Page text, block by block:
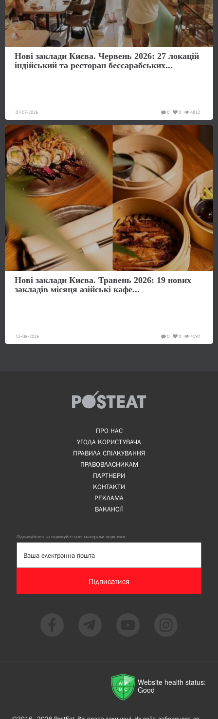
Нові заклади Києва. Червень 2026: 27 локацій
індійський та ресторан бессарабських...
07-07-2026 4812
0
0
Нові заклади Києва. Травень 2026: 19 нових
закладів місяця азійські кафе...
12-06-2026 4192
0
0
ПРО НАС
УГОДА КОРИСТУВАЧА
ПРАВИЛА СПІЛКУВАННЯ
ПРАВОВЛАСНИКАМ
ПАРТНЕРИ
КОНТАКТИ
РЕКЛАМА
ВАКАНСІЇ
Підписуйтеся та отримуйте нові матеріали першими
Підписатися
Website health status:
Good